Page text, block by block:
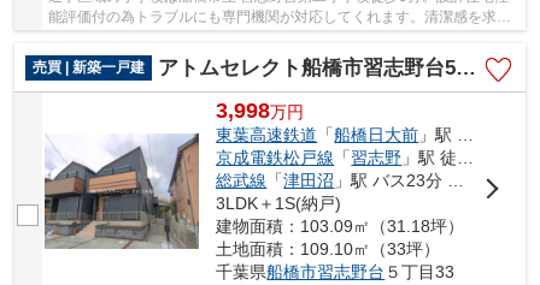
能評価付の為トラブルにも専門機関が対応してくれます。清潔感を求め
る方に一押ししたい全居室フローリングです。...
売買 | 新築一戸建
アトムセレクト船橋市習志野台5丁目 2号棟
3,998万円
東葉高速鉄道 「船橋日大前 」駅 徒歩18分
京成電鉄松戸線 「習志野 」駅 徒歩18分
総武線 「津田沼 」駅 バス23分 「千葉日大一高」 停歩2分
3LDK＋1S(納戸)
建物面積：103.09㎡（31.18坪）
土地面積：109.10㎡（33坪）
千葉県船橋市習志野台 ５丁目33